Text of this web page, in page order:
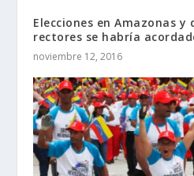
Elecciones en Amazonas y
rectores se habría
noviembre 12, 2016